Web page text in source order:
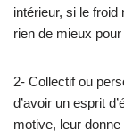
intérieur, si le froid
rien de mieux
2- Collectif ou
d’avoir un esprit
motive, leur